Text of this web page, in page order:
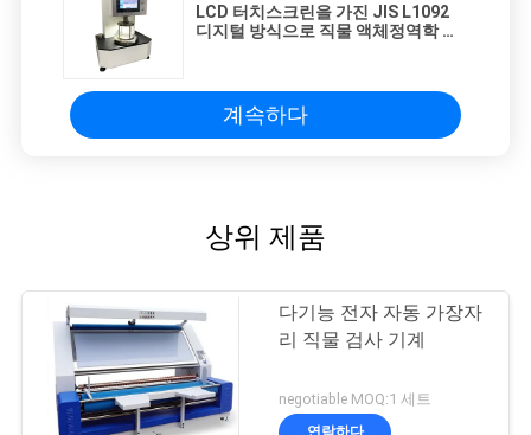
LCD 터치스크린을 가진 JIS L1092
디지털 방식으로 직물 액체정역학 머
계속하다
상위 제품
다기능 전자 자동 가장자
리 직물 검사 기계
negotiable MOQ:1 세트